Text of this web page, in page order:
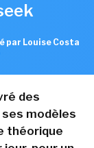
par Louise Costa
des
modèles
théorique